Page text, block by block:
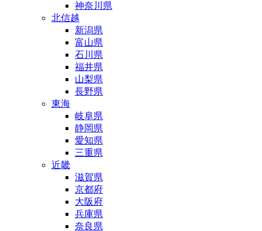
神奈川県
北信越
新潟県
富山県
石川県
福井県
山梨県
長野県
東海
岐阜県
静岡県
愛知県
三重県
近畿
滋賀県
京都府
大阪府
兵庫県
奈良県